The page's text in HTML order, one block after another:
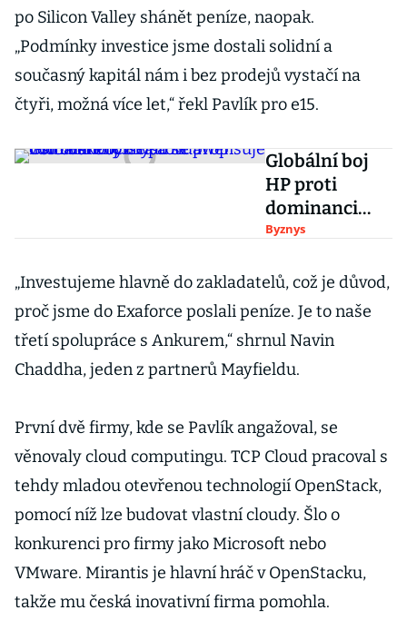
po Silicon Valley shánět peníze, naopak.
„Podmínky investice jsme dostali solidní a
současný kapitál nám i bez prodejů vystačí na
čtyři, možná více let,“ řekl Pavlík pro e15.
Globální boj
HP proti
dominanci
Cisca
v síťovém
byznysu se
propisuje i do
českého trhu
Byznys
„Investujeme hlavně do zakladatelů, což je důvod,
proč jsme do Exaforce poslali peníze. Je to naše
třetí spolupráce s Ankurem,“ shrnul Navin
Chaddha, jeden z partnerů Mayfieldu.
První dvě firmy, kde se Pavlík angažoval, se
věnovaly cloud computingu. TCP Cloud pracoval s
tehdy mladou otevřenou technologií OpenStack,
pomocí níž lze budovat vlastní cloudy. Šlo o
konkurenci pro firmy jako Microsoft nebo
VMware. Mirantis je hlavní hráč v OpenStacku,
takže mu česká inovativní firma pomohla.